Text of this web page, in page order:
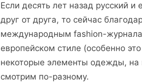
Если десять лет назад русский
друг от друга, то сейчас
международным fashion-
европейском стиле (особенно
некоторые элементы одежды,
смотрим по-разному.